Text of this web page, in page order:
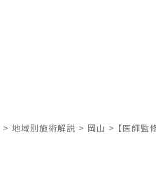
> 地域別施術解説 > 岡山 > 【医師監